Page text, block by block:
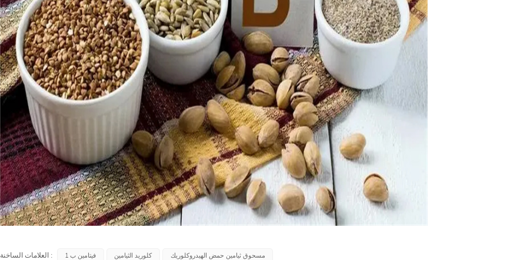
العلامات الساخنة : فيتامين ب 1 كلوريد الثيامين
مسحوق ثيامين حمض الهيدروكلوريك